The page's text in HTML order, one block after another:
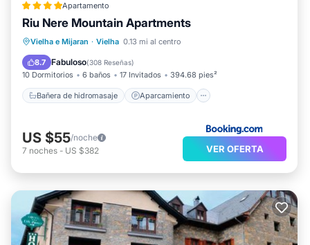
Apartamento
Riu Nere Mountain Apartments
Vielha e Mijaran · Vielha 0.13 mi al centro
8.7 Fabuloso(308 Reseñas)
10 Dormitorios 6 baños 17 Invitados 394.68 pies²
Bañera de hidromasaje Aparcamiento
Bañera de hidromasaje
Aparcamiento
Esquí
Internet
US $55/noche
7 noches - US $382 VER OFERTA